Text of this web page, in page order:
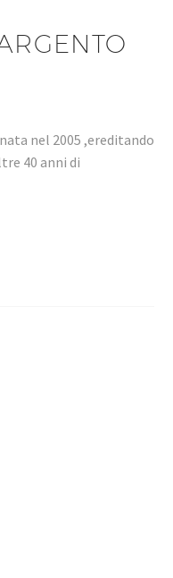
nata nel 2005 ,ereditando
40 anni di